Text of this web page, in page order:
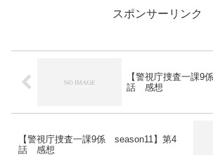
スポンサーリンク
【警視庁捜査一課
話 感想
【警視庁捜査一課9係 season11】第4
話 感想